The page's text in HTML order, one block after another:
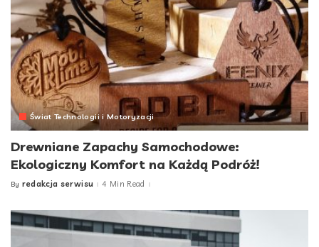
Świat Technologii i Motoryzacji
Drewniane Zapachy Samochodowe:
Ekologiczny Komfort na Każdą Podróż!
Posted
By redakcja serwisu 4 Min Read